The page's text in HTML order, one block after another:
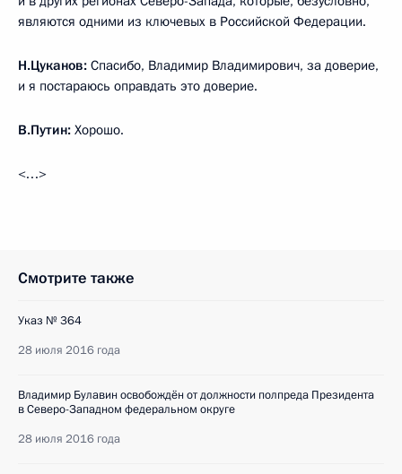
являются одними из ключевых в Российской Федерации.
Н.Цуканов: Спасибо, Владимир Владимирович, за доверие,
и я постараюсь оправдать это доверие.
В.Путин: Хорошо.
<…>
Смотрите также
Указ № 364
28 июля 2016 года
Владимир Булавин освобождён от должности полпреда Президента
в Северо-Западном федеральном округе
28 июля 2016 года